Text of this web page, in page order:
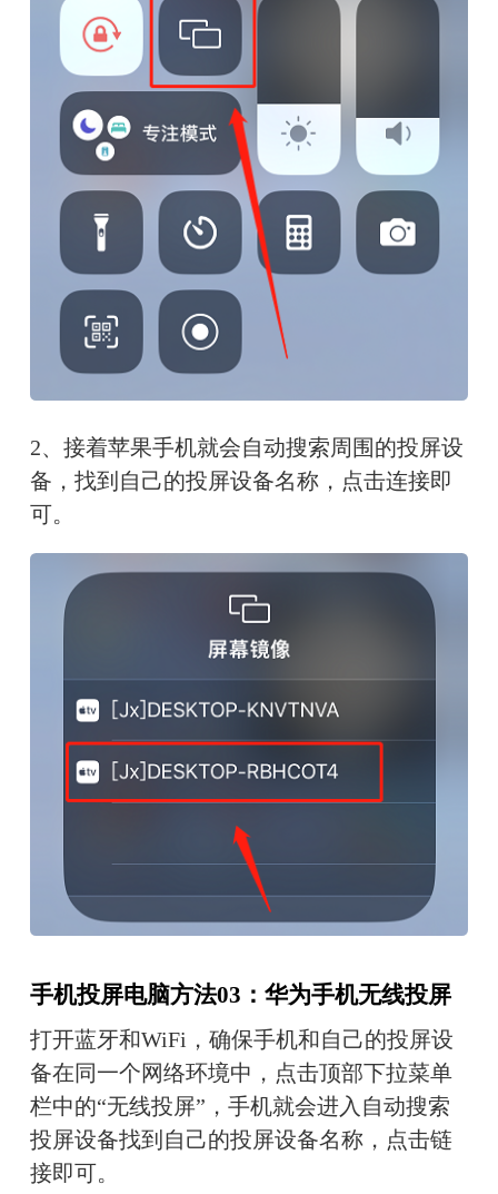
2、接着苹果手机就会自动搜索周围的投屏设
备，找到自己的投屏设备名称，点击连接即
可。
手机投屏电脑方法03：华为手机无线投屏
打开蓝牙和WiFi，确保手机和自己的投屏设
备在同一个网络环境中，点击顶部下拉菜单
栏中的“无线投屏”，手机就会进入自动搜索
投屏设备找到自己的投屏设备名称，点击链
接即可。